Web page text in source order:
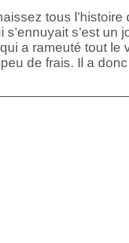
tous
s’ennuyait s’est un
a rameuté tout le
de frais. Il a